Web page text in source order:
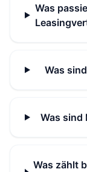
Was
Was
Was sind
Was zählt